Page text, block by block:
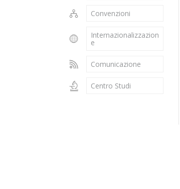
Convenzioni
Internazionalizzazion
e
Comunicazione
Centro Studi